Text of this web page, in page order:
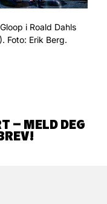
i Roald Dahls
Foto: Erik Berg.
– MELD DEG